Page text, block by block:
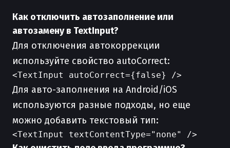
Как отключить автозаполнение или
автозамену в TextInput?
Для отключения автокоррекции
используйте свойство autoCorrect:
Для авто-заполнения на Android/iOS
используются разные подходы, но еще
можно добавить текстовый тип: